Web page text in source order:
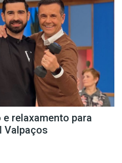
relaxamento para
Valpaços